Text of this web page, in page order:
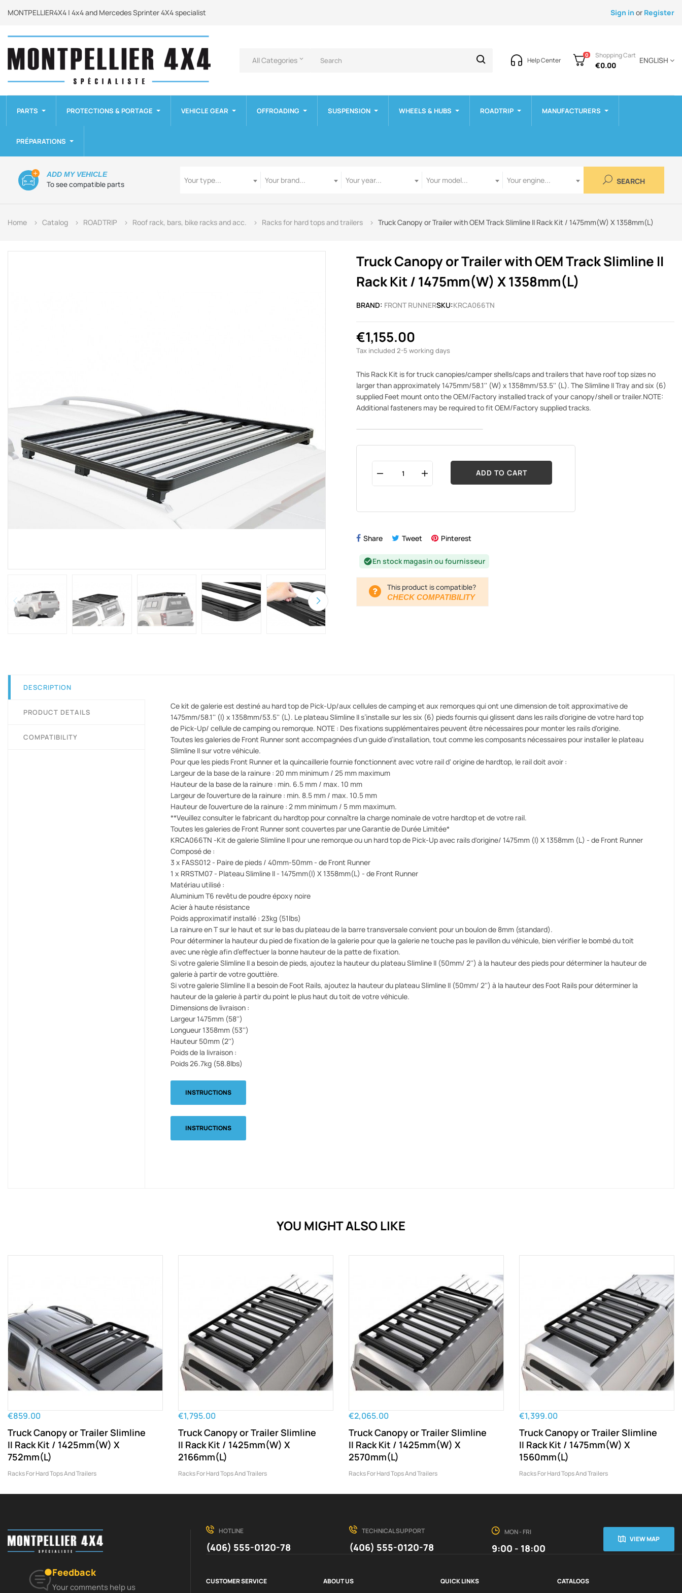
MONTPELLIER4X4 | 4x4 and Mercedes Sprinter 4X4 specialist Sign in or Register
All Categories keyboard_arrow_down Help Center
0 Shopping Cart
€0.00
ENGLISH
PARTS PROTECTIONS & PORTAGE VEHICLE GEAR OFFROADING SUSPENSION WHEELS & HUBS ROADTRIP MANUFACTURERS
PRÉPARATIONS
To see compatible parts
ADD MY VEHICLE
Your type...
Your brand...
Your year...
Your model...
Your engine...
SEARCH
Home Catalog ROADTRIP Roof rack, bars, bike racks and acc. Racks for hard tops and trailers Truck Canopy or Trailer with OEM Track Slimline II Rack Kit / 1475mm(W) X 1358mm(L)
Truck Canopy or Trailer with OEM Track Slimline II
Rack Kit / 1475mm(W) X 1358mm(L)
BRAND: FRONT RUNNERSKU:KRCA066TN
€1,155.00
Tax included 2-5 working days
This Rack Kit is for truck canopies/camper shells/caps and trailers that have roof top sizes no
larger than approximately 1475mm/58.1'' (W) x 1358mm/53.5'' (L). The Slimline II Tray and six (6)
supplied Feet mount onto the OEM/Factory installed track of your canopy/shell or trailer.NOTE:
Additional fasteners may be required to fit OEM/Factory supplied tracks.
ADD TO CART
Share Tweet Pinterest
check_circleEn stock magasin ou fournisseur
This product is compatible?
CHECK COMPATIBILITY
DESCRIPTION
PRODUCT DETAILS
COMPATIBILITY
Ce kit de galerie est destiné au hard top de Pick-Up/aux cellules de camping et aux remorques qui ont une dimension de toit approximative de
1475mm/58.1'' (l) x 1358mm/53.5'' (L). Le plateau Slimline II s’installe sur les six (6) pieds fournis qui glissent dans les rails d'origine de votre hard top
de Pick-Up/ cellule de camping ou remorque. NOTE : Des fixations supplémentaires peuvent être nécessaires pour monter les rails d'origine.
Toutes les galeries de Front Runner sont accompagnées d'un guide d’installation, tout comme les composants nécessaires pour installer le plateau
Slimline II sur votre véhicule.
Pour que les pieds Front Runner et la quincaillerie fournie fonctionnent avec votre rail d' origine de hardtop, le rail doit avoir :
Largeur de la base de la rainure : 20 mm minimum / 25 mm maximum
Hauteur de la base de la rainure : min. 6.5 mm / max. 10 mm
Largeur de l'ouverture de la rainure : min. 8.5 mm / max. 10.5 mm
Hauteur de l'ouverture de la rainure : 2 mm minimum / 5 mm maximum.
**Veuillez consulter le fabricant du hardtop pour connaître la charge nominale de votre hardtop et de votre rail.
Toutes les galeries de Front Runner sont couvertes par une Garantie de Durée Limitée*
KRCA066TN -Kit de galerie Slimline II pour une remorque ou un hard top de Pick-Up avec rails d'origine/ 1475mm (l) X 1358mm (L) - de Front Runner
Composé de :
3 x FASS012 - Paire de pieds / 40mm-50mm - de Front Runner
1 x RRSTM07 - Plateau Slimline II - 1475mm(l) X 1358mm(L) - de Front Runner
Matériau utilisé :
Aluminium T6 revêtu de poudre époxy noire
Acier à haute résistance
Poids approximatif installé : 23kg (51lbs)
La rainure en T sur le haut et sur le bas du plateau de la barre transversale convient pour un boulon de 8mm (standard).
Pour déterminer la hauteur du pied de fixation de la galerie pour que la galerie ne touche pas le pavillon du véhicule, bien vérifier le bombé du toit
avec une règle afin d’effectuer la bonne hauteur de la patte de fixation.
Si votre galerie Slimline II a besoin de pieds, ajoutez la hauteur du plateau Slimline II (50mm/ 2'') à la hauteur des pieds pour déterminer la hauteur de
galerie à partir de votre gouttière.
Si votre galerie Slimline II a besoin de Foot Rails, ajoutez la hauteur du plateau Slimline II (50mm/ 2'') à la hauteur des Foot Rails pour déterminer la
hauteur de la galerie à partir du point le plus haut du toit de votre véhicule.
Dimensions de livraison :
Largeur 1475mm (58'')
Longueur 1358mm (53'')
Hauteur 50mm (2'')
Poids de la livraison :
Poids 26.7kg (58.8lbs)
INSTRUCTIONS
INSTRUCTIONS
YOU MIGHT ALSO LIKE
€859.00
Truck Canopy or Trailer Slimline
II Rack Kit / 1425mm(W) X
752mm(L)
Racks For Hard Tops And Trailers
€1,795.00
Truck Canopy or Trailer Slimline
II Rack Kit / 1425mm(W) X
2166mm(L)
Racks For Hard Tops And Trailers
€2,065.00
Truck Canopy or Trailer Slimline
II Rack Kit / 1425mm(W) X
2570mm(L)
Racks For Hard Tops And Trailers
€1,399.00
Truck Canopy or Trailer Slimline
II Rack Kit / 1475mm(W) X
1560mm(L)
Racks For Hard Tops And Trailers
Feedback
Your comments help us
HOTLINE
(406) 555-0120-78
TECHNICAL SUPPORT
(406) 555-0120-78
MON - FRI
9:00 - 18:00
VIEW MAP
CUSTOMER SERVICE ABOUT US QUICK LINKS CATALOGS